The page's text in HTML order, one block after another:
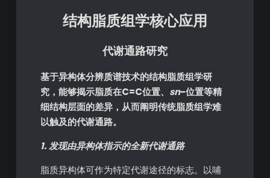
结构脂质组学核心应用
代谢通路研究
基于异构体分辨质谱技术的结构脂质组学研
究，能够揭示脂质在C=C位置、 sn-位置等精
细结构层面的差异，从而阐明传统脂质组学难
以触及的代谢通路。
1. 发现由异构体指示的全新代谢通路
脂质异构体可作为特定代谢途径的标志。以哺